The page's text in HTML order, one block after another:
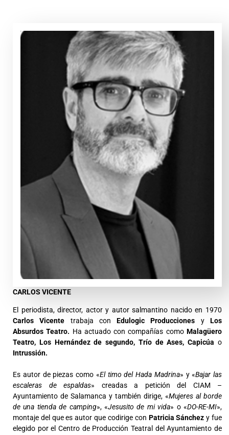
CARLOS VICENTE
El periodista, director, actor y autor salmantino nacido en 1970
Carlos Vicente trabaja conEdulogic Producciones yLos
Absurdos Teatro. Ha actuado con compañías comoMalagüero
Teatro, Los Hernández de segundo, Trío de Ases, Capicúa o
Intrussión.
Es autor de piezas como «El timo del Hada Madrina» y «Bajar las
escaleras de espaldas» creadas a petición del CIAM –
Ayuntamiento de Salamanca y también dirige, «Mujeres al borde
de una tienda de camping», «Jesusito de mi vida» o «DO-RE-MI»,
montaje del que es autor que codirige con Patricia Sánchez y fue
elegido por el Centro de Producción Teatral del Ayuntamiento de